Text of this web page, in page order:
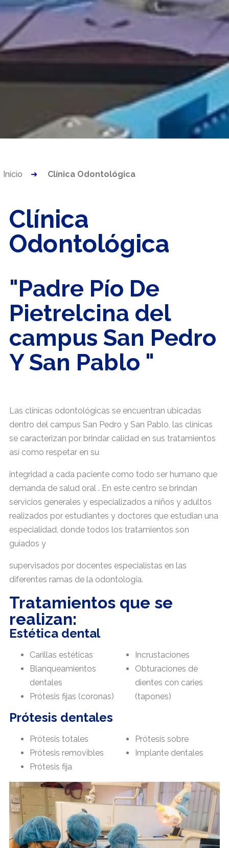
Inicio Clínica Odontológica
Clínica
Odontológica
"Padre Pío De
Pietrelcina del
campus San Pedro
Y San Pablo "
Las clínicas odontológicas se encuentran ubicadas
dentro del campus San Pedro y San Pablo, las clínicas
se caracterizan por brindar calidad en sus tratamientos
así como respetar en su
integridad a cada paciente como todo ser humano que
demanda de salud oral . En este centro se brindan
servicios generales y especializados a niños y adultos
realizados por estudiantes y doctores que estudian una
especialidad, donde todos los tratamientos son
guiados y
supervisados por docentes especialistas en las
diferentes ramas de la odontología.
Tratamientos que se
realizan:
Estética dental
Carillas estéticas
Blanqueamientos
dentales
Prótesis fijas (coronas)
Incrustaciones
Obturaciones de
dientes con caries
(tapones)
Prótesis dentales
Prótesis totales
Prótesis removibles
Prótesis fija
Prótesis sobre
Implante dentales